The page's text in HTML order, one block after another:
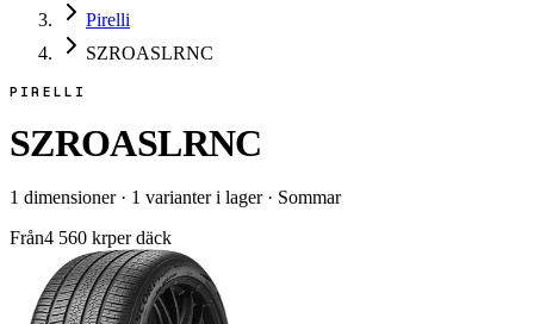
Pirelli
SZROASLRNC
PIRELLI
SZROASLRNC
1 dimensioner· 1 varianter i lager· Sommar
Från4 560 krper däck